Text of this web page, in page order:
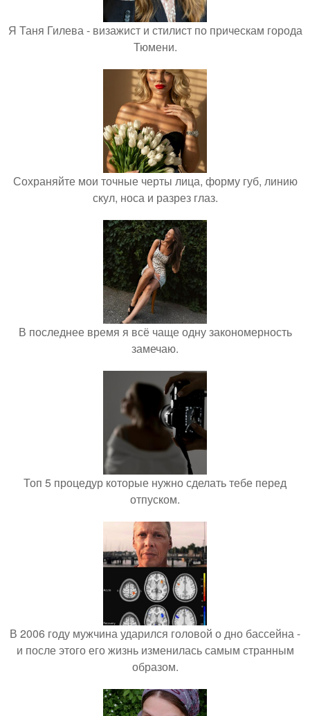
Я Таня Гилева - визажист и стилист по прическам города
Тюмени.
Сохраняйте мои точные черты лица, форму губ, линию
скул, носа и разрез глаз.
В последнее время я всё чаще одну закономерность
замечаю.
Топ 5 процедур которые нужно сделать тебе перед
отпуском.
В 2006 году мужчина ударился головой о дно бассейна -
и после этого его жизнь изменилась самым странным
образом.